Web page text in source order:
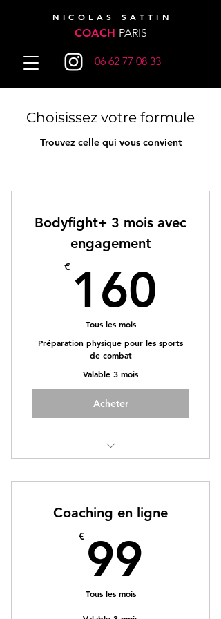
06 62 77 08 33
NICOLAS SATTIN
COACH PARIS
Choisissez votre formule
Trouvez celle qui vous convient
Bodyfight+ 3 mois avec
engagement
€ 160
Tous les mois
Préparation physique pour les sports
de combat
Valable 3 mois
Acheter
mesure et ajusté
Plan nutritionnel personnalisé et
conseils performance
Coaching en ligne
€ 99
Tous les mois